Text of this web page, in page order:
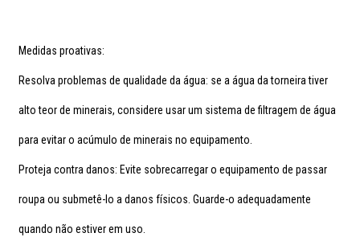
Medidas proativas:
Resolva problemas de qualidade da água: se a água da torneira tiver
alto teor de minerais, considere usar um sistema de filtragem de água
para evitar o acúmulo de minerais no equipamento.
Proteja contra danos: Evite sobrecarregar o equipamento de passar
roupa ou submetê-lo a danos físicos. Guarde-o adequadamente
quando não estiver em uso.